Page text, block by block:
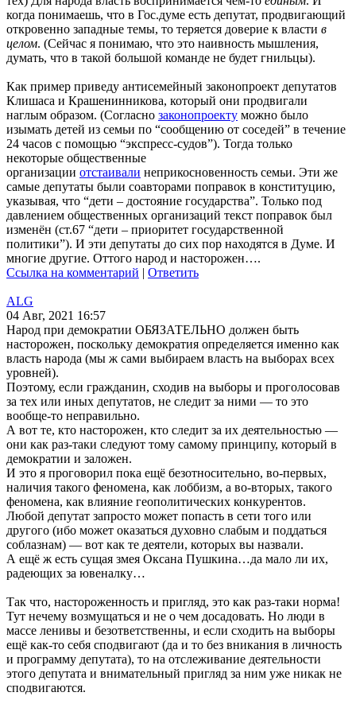
когда понимаешь, что в Гос.думе есть депутат, продвигающий
откровенно западные темы, то теряется доверие к власти в
целом. (Сейчас я понимаю, что это наивность мышления,
думать, что в такой большой команде не будет гнильцы).
Как пример приведу антисемейный законопроект депутатов
Клишаса и Крашенинникова, который они продвигали
наглым образом. (Согласно законопроекту можно было
изымать детей из семьи по “сообщению от соседей” в течение
24 часов с помощью “экспресс-судов”). Тогда только
некоторые общественные
организации отстаивали неприкосновенность семьи. Эти же
самые депутаты были соавторами поправок в конституцию,
указывая, что “дети – достояние государства”. Только под
давлением общественных организаций текст поправок был
изменён (ст.67 “дети – приоритет государственной
политики”). И эти депутаты до сих пор находятся в Думе. И
многие другие. Оттого народ и насторожен….
Ссылка на комментарий | Ответить
ALG
04 Авг, 2021 16:57
Народ при демократии ОБЯЗАТЕЛЬНО должен быть
насторожен, поскольку демократия определяется именно как
власть народа (мы ж сами выбираем власть на выборах всех
уровней).
Поэтому, если гражданин, сходив на выборы и проголосовав
за тех или иных депутатов, не следит за ними — то это
вообще-то неправильно.
А вот те, кто насторожен, кто следит за их деятельностью —
они как раз-таки следуют тому самому принципу, который в
демократии и заложен.
И это я проговорил пока ещё безотносительно, во-первых,
наличия такого феномена, как лоббизм, а во-вторых, такого
феномена, как влияние геополитических конкурентов.
Любой депутат запросто может попасть в сети того или
другого (ибо может оказаться духовно слабым и поддаться
соблазнам) — вот как те деятели, которых вы назвали.
А ещё ж есть сущая змея Оксана Пушкина…да мало ли их,
радеющих за ювеналку…
Так что, настороженность и пригляд, это как раз-таки норма!
Тут нечему возмущаться и не о чем досадовать. Но люди в
массе ленивы и безответственны, и если сходить на выборы
ещё как-то себя сподвигают (да и то без вникания в личность
и программу депутата), то на отслеживание деятельности
этого депутата и внимательный пригляд за ним уже никак не
сподвигаются.